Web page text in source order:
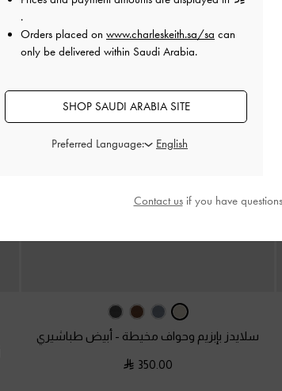
سلايدز بإبزيم وحواف مخيطة - أبيض طباشيري
350.00
.
Orders placed on www.charleskeith.sa/sa can
only be delivered within Saudi Arabia.
SHOP SAUDI ARABIA SITE
Preferred Language:
Contact usif you have